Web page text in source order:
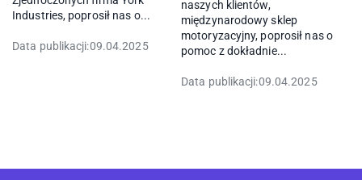
Industries, poprosił nas o...
Data publikacji:09.04.2025
naszych klientów,
międzynarodowy sklep
motoryzacyjny, poprosił nas o
pomoc z dokładnie...
Data publikacji:09.04.2025